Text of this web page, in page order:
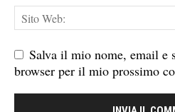
Salva il mio nome, email e
browser per il mio prossimo